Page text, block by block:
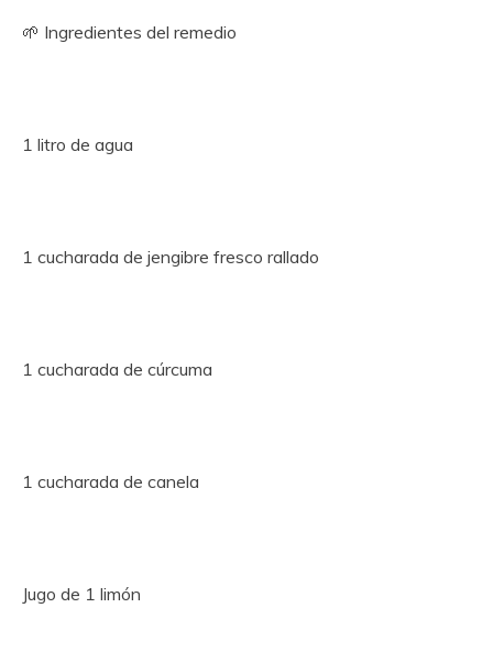
🌱 Ingredientes del remedio
1 litro de agua
1 cucharada de jengibre fresco rallado
1 cucharada de cúrcuma
1 cucharada de canela
Jugo de 1 limón